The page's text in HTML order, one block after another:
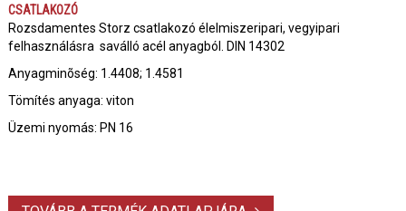
CSATLAKOZÓ
Rozsdamentes Storz csatlakozó élelmiszeripari, vegyipari
felhasználásra saválló acél anyagból. DIN 14302
Anyagminõség: 1.4408; 1.4581
Tömítés anyaga: viton
Üzemi nyomás: PN 16